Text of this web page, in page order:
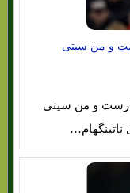
و من سیتی
و من سیتی